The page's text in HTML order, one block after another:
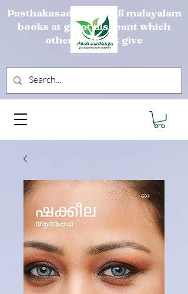
Pusthakasadya sells all malayalam
books at great discount which
others can not give